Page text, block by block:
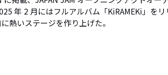
年 2 月にはフルアルバム「KiRAMEKi」をリ
熱いステージを作り上げた。